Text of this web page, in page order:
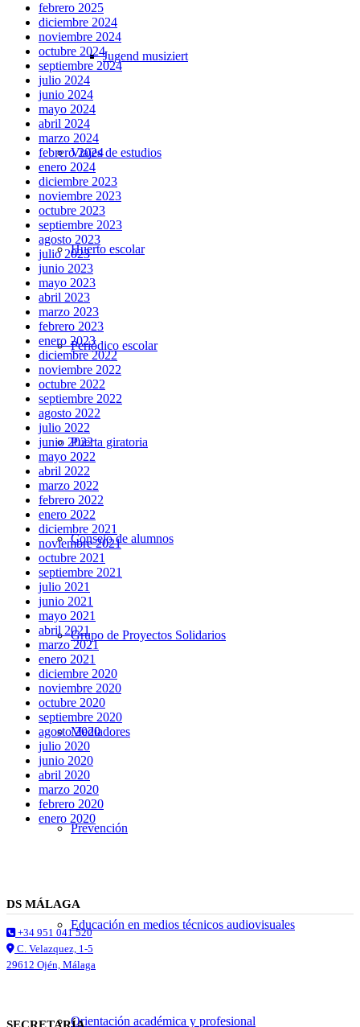
Jugend musiziert
Viajes de estudios
Huerto escolar
Periódico escolar
Puerta giratoria
Consejo de alumnos
Grupo de Proyectos Solidarios
Mediadores
Prevención
Educación en medios técnicos audiovisuales
Orientación académica y profesional
febrero 2025
diciembre 2024
noviembre 2024
octubre 2024
septiembre 2024
julio 2024
junio 2024
mayo 2024
abril 2024
marzo 2024
febrero 2024
enero 2024
diciembre 2023
noviembre 2023
octubre 2023
septiembre 2023
agosto 2023
julio 2023
junio 2023
mayo 2023
abril 2023
marzo 2023
febrero 2023
enero 2023
diciembre 2022
noviembre 2022
octubre 2022
septiembre 2022
agosto 2022
julio 2022
junio 2022
mayo 2022
abril 2022
marzo 2022
febrero 2022
enero 2022
diciembre 2021
noviembre 2021
octubre 2021
septiembre 2021
julio 2021
junio 2021
mayo 2021
abril 2021
marzo 2021
enero 2021
diciembre 2020
noviembre 2020
octubre 2020
septiembre 2020
agosto 2020
julio 2020
junio 2020
abril 2020
marzo 2020
febrero 2020
enero 2020
DS MÁLAGA
+34 951 041 520
C. Velazquez, 1-5
29612 Ojén, Málaga
SECRETARÍA